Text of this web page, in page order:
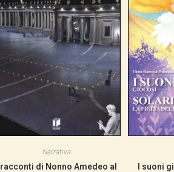
WEB
Narrativa
I racconti di Nonno Amedeo al
I suoni